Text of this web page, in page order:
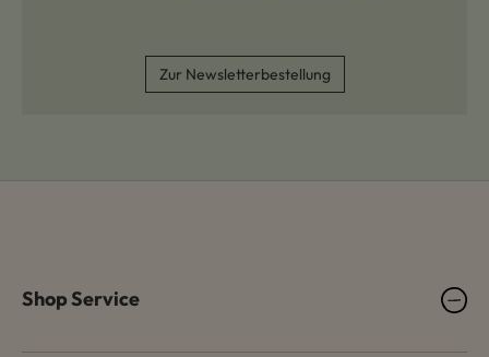
Zur Newsletterbestellung
Shop Service